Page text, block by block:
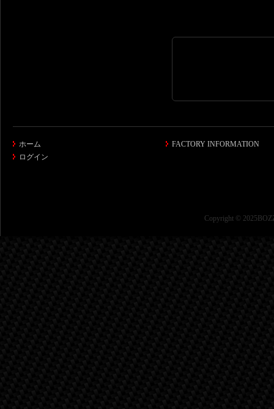
ホーム
ログイン
FACTORY INFORMATION
Copyright ©